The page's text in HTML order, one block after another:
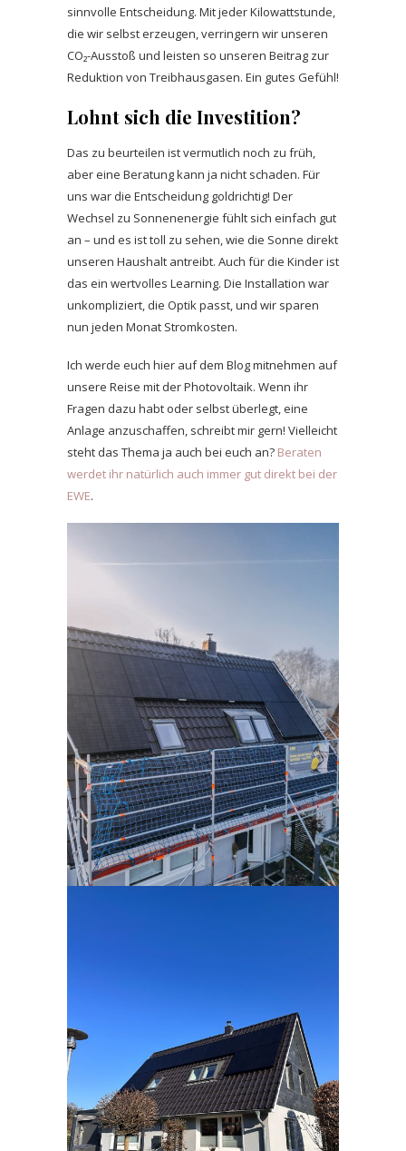
sinnvolle Entscheidung. Mit jeder Kilowattstunde,
die wir selbst erzeugen, verringern wir unseren
CO₂-Ausstoß und leisten so unseren Beitrag zur
Reduktion von Treibhausgasen. Ein gutes Gefühl!
Lohnt sich die Investition?
Das zu beurteilen ist vermutlich noch zu früh,
aber eine Beratung kann ja nicht schaden. Für
uns war die Entscheidung goldrichtig! Der
Wechsel zu Sonnenenergie fühlt sich einfach gut
an – und es ist toll zu sehen, wie die Sonne direkt
unseren Haushalt antreibt. Auch für die Kinder ist
das ein wertvolles Learning. Die Installation war
unkompliziert, die Optik passt, und wir sparen
nun jeden Monat Stromkosten.
Ich werde euch hier auf dem Blog mitnehmen auf
unsere Reise mit der Photovoltaik. Wenn ihr
Fragen dazu habt oder selbst überlegt, eine
Anlage anzuschaffen, schreibt mir gern! Vielleicht
steht das Thema ja auch bei euch an? Beraten
werdet ihr natürlich auch immer gut direkt bei der
EWE.